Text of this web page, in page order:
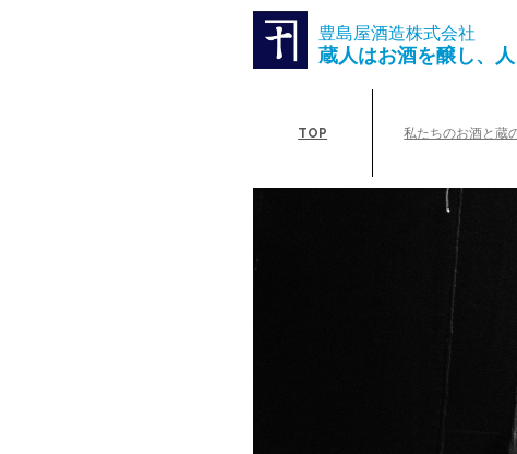
豊島屋酒造株式会社
蔵人はお酒を醸し、
TOP 私たちのお酒と蔵